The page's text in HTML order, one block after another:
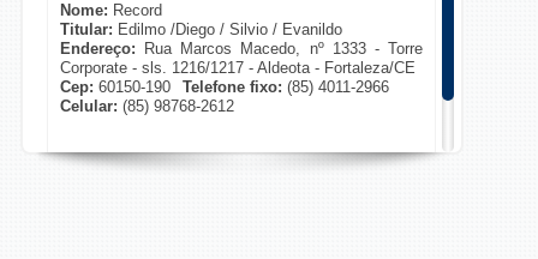
Nome: Record
Titular: Edilmo /Diego / Silvio / Evanildo
Endereço: Rua Marcos Macedo, nº 1333 - Torre
Corporate - sls. 1216/1217 - Aldeota - Fortaleza/CE
Cep: 60150-190 Telefone fixo: (85) 4011-2966
Celular: (85) 98768-2612